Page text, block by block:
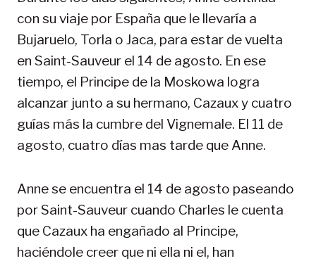
con su viaje por España que le llevaría a
Bujaruelo, Torla o Jaca, para estar de vuelta
en Saint-Sauveur el 14 de agosto. En ese
tiempo, el Principe de la Moskowa logra
alcanzar junto a su hermano, Cazaux y cuatro
guías más la cumbre del Vignemale. El 11 de
agosto, cuatro días mas tarde que Anne.
Anne se encuentra el 14 de agosto paseando
por Saint-Sauveur cuando Charles le cuenta
que Cazaux ha engañado al Principe,
haciéndole creer que ni ella ni el, han